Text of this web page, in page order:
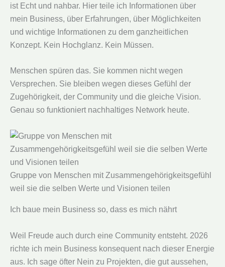
ist Echt und nahbar. Hier teile ich Informationen über
mein Business, über Erfahrungen, über Möglichkeiten
und wichtige Informationen zu dem ganzheitlichen
Konzept. Kein Hochglanz. Kein Müssen.
Menschen spüren das. Sie kommen nicht wegen
Versprechen. Sie bleiben wegen dieses Gefühl der
Zugehörigkeit, der Community und die gleiche Vision.
Genau so funktioniert nachhaltiges Network heute.
Gruppe von Menschen mit Zusammengehörigkeitsgefühl
weil sie die selben Werte und Visionen teilen
Ich baue mein Business so, dass es mich nährt
Weil Freude auch durch eine Community entsteht. 2026
richte ich mein Business konsequent nach dieser Energie
aus. Ich sage öfter Nein zu Projekten, die gut aussehen,